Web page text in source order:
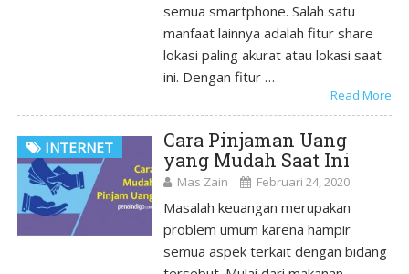
semua smartphone. Salah satu
manfaat lainnya adalah fitur share
lokasi paling akurat atau lokasi saat
ini. Dengan fitur …
Read More
INTERNET
Cara Pinjaman Uang
yang Mudah Saat Ini
Mas Zain Februari 24, 2020
Masalah keuangan merupakan
problem umum karena hampir
semua aspek terkait dengan bidang